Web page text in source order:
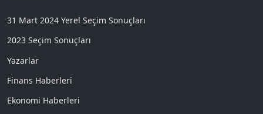
31 Mart 2024 Yerel Seçim Sonuçları
2023 Seçim Sonuçları
Yazarlar
Finans Haberleri
Ekonomi Haberleri